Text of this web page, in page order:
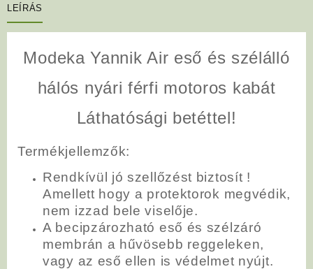
LEÍRÁS
Modeka Yannik Air eső és szélálló
hálós nyári férfi motoros kabát
Láthatósági betéttel!
Termékjellemzők:
Rendkívül jó szellőzést biztosít !
Amellett hogy a protektorok megvédik,
nem izzad bele viselője.
A becipzározható eső és szélzáró
membrán a hűvösebb reggeleken,
vagy az eső ellen is védelmet nyújt.